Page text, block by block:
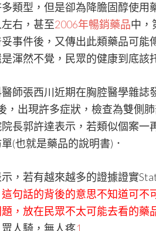
類型，但是卻為降膽固醇使用
右，甚至2006年暢銷藥品中，
事件後，又傳出此類藥品可能
渾然不覺，民眾的健康到底該
師張西川近期在胸腔醫學雜誌
，出現許多症狀，檢查為雙側
長郭許達表示，若類似個案一
(也就是藥品的說明書)．
，若有越來越多的證據證實
這句話的背後的意思不知道可不
，放在民眾不太可能去看的藥
人騎，無人疼1